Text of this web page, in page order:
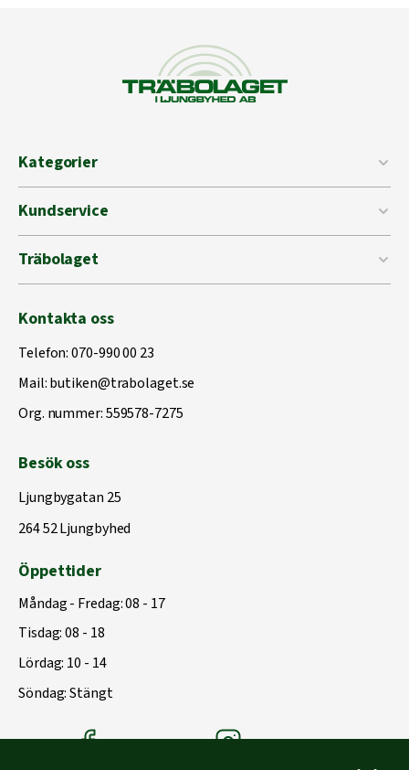
Kategorier
Kundservice
Träbolaget
Kontakta oss
Telefon:070-990 00 23
Mail:butiken@trabolaget.se
Org. nummer: 559578-7275
Besök oss
Ljungbygatan 25
264 52 Ljungbyhed
Öppettider
Måndag - Fredag: 08 - 17
Tisdag: 08 - 18
Lördag: 10 - 14
Söndag: Stängt